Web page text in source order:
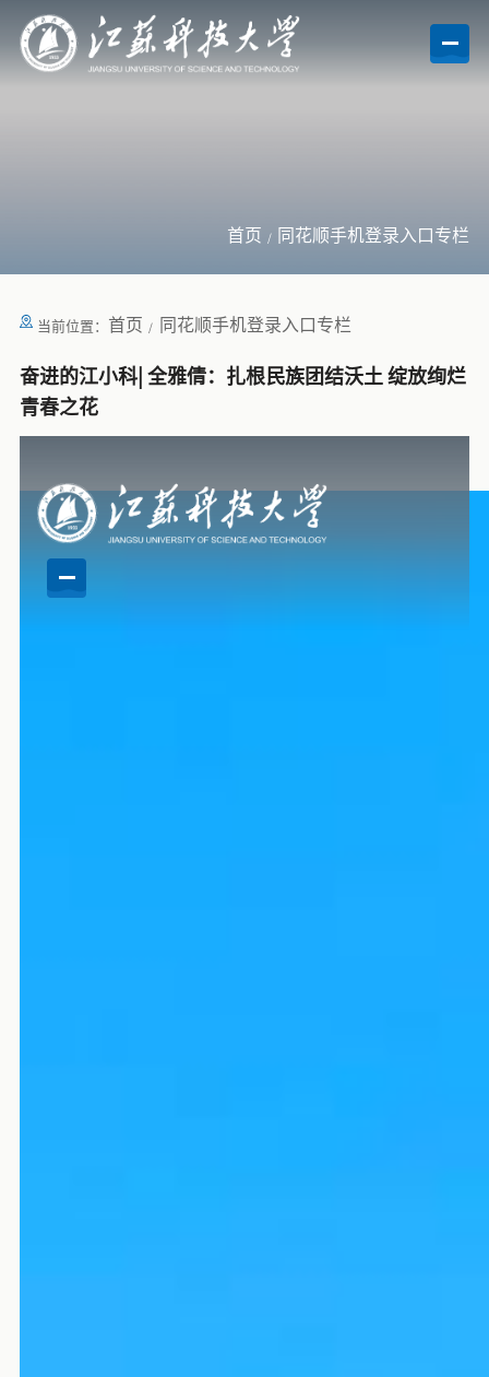
首页 同花顺手机登录入口专栏
当前位置： 首页 同花顺手机登录入口专栏
奋进的江小科| 全雅倩：扎根民族团结沃土 绽放绚烂
青春之花​